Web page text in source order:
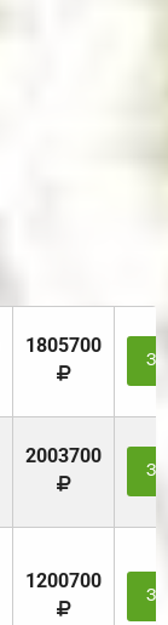
1805700
2003700
1200700